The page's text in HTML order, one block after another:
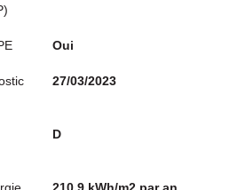
Oui
27/03/2023
D
210.9 kWh/m2 par an